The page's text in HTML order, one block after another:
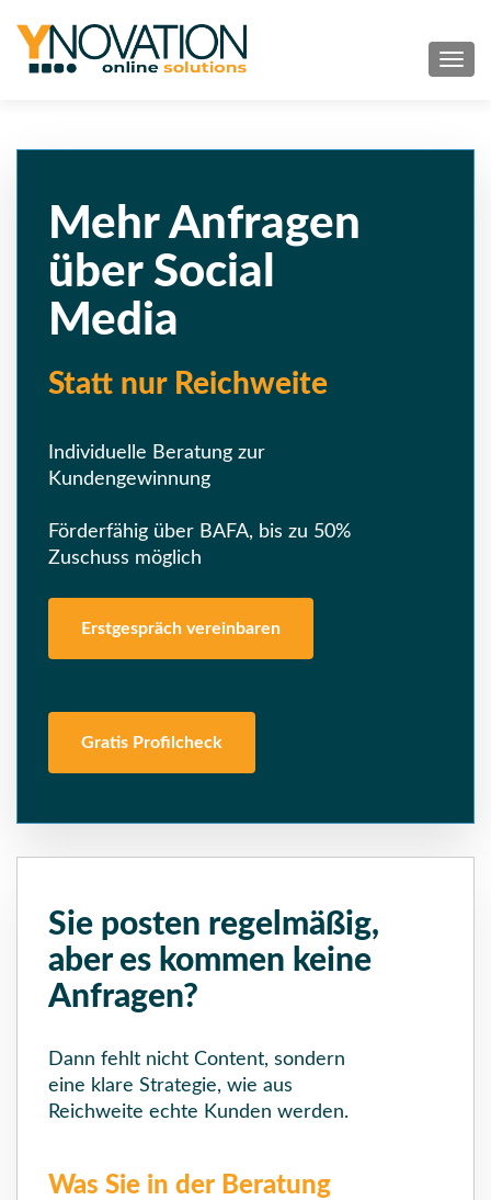
Mehr Anfragen
über Social
Media
Statt nur Reichweite
Individuelle Beratung zur
Kundengewinnung
Förderfähig über BAFA, bis zu 50%
Zuschuss möglich
Erstgespräch vereinbaren
Gratis Profilcheck
Sie posten regelmäßig,
aber es kommen keine
Anfragen?
Dann fehlt nicht Content, sondern
eine klare Strategie, wie aus
Reichweite echte Kunden werden.
Was Sie in der Beratung